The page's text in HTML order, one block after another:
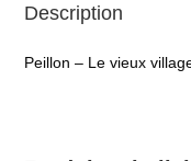
Description
Peillon – Le vieux